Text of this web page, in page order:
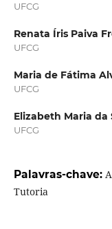
UFCG
Renata Íris Paiva
UFCG
Maria de Fátima
UFCG
Elizabeth Maria da
UFCG
Palavras-chave:
Tutoria